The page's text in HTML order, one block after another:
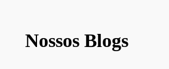
Nossos Blogs